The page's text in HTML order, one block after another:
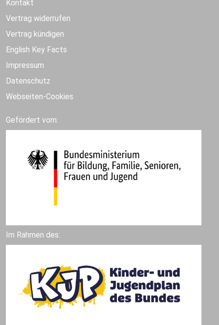
Kontakt
Vertrag widerrufen
Vertrag kündigen
English Key Facts
Impressum
Datenschutz
Webseiten-Cookies
Gefördert vom:
Im Rahmen des: